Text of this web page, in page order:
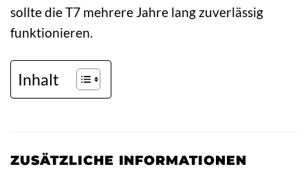
sollte die T7 mehrere Jahre lang zuverlässig
funktionieren.
Inhalt
ZUSÄTZLICHE INFORMATIONEN